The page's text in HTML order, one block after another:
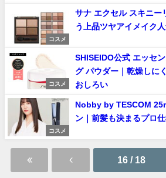
コスメ
サナ エクセル スキニー
う上品ツヤアイメイク
コスメ
SHISEIDO公式 エッセ
グ パウダー｜乾燥しに
おしろい
コスメ
Nobby by TESCOM
ン｜前髪も決まるプロ
16 / 18